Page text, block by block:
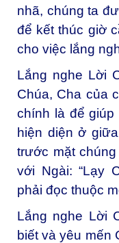
nhã, chúng ta
để kết thúc giờ
cho việc lắng
Lắng nghe Lời
Chúa, Cha của
chính là để giúp
hiện diện ở
trước mặt
với Ngài: “Lạy
phải đọc thuộc
Lắng nghe Lời
biết và yêu mến